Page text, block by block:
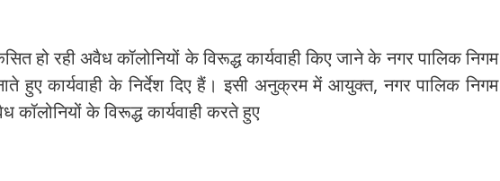
हो रही अवैध कॉलोनियों के विरूद्ध कार्यवाही किए जाने के नगर पालिक निगम
हुए कार्यवाही केनिर्देश दिए हैं। इसी अनुक्रम में आयुक्त, नगर पालिक निगम
कॉलोनियों के विरूद्ध कार्यवाही करते हुए